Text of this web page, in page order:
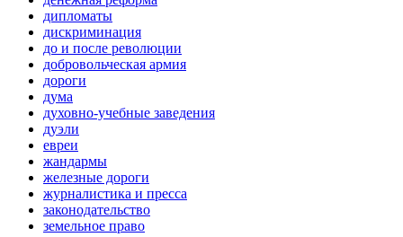
дипломаты
дискриминация
до и после революции
добровольческая армия
дороги
дума
духовно-учебные заведения
дуэли
евреи
жандармы
железные дороги
журналистика и пресса
законодательство
земельное право